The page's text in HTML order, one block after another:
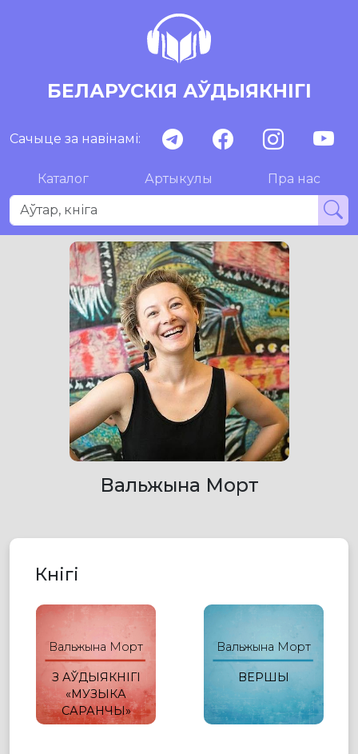
БЕЛАРУСКІЯ АЎДЫЯКНІГІ
Сачыце за навінамі:
Каталог Артыкулы Пра нас
Вальжына Морт
Кнігі
Вальжына Морт
З АЎДЫЯКНІГІ
«МУЗЫКА
САРАНЧЫ»
Вальжына Морт
ВЕРШЫ